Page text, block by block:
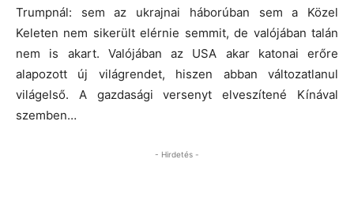
Trumpnál: sem az ukrajnai háborúban sem a Közel
Keleten nem sikerült elérnie semmit, de valójában talán
nem is akart. Valójában az USA akar katonai erőre
alapozott új világrendet, hiszen abban változatlanul
világelső. A gazdasági versenyt elveszítené Kínával
szemben…
- Hirdetés -